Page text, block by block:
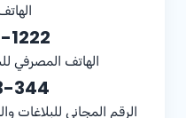
1222
الهاتف المصرفي
344
الرقم المجاني للبلاغات